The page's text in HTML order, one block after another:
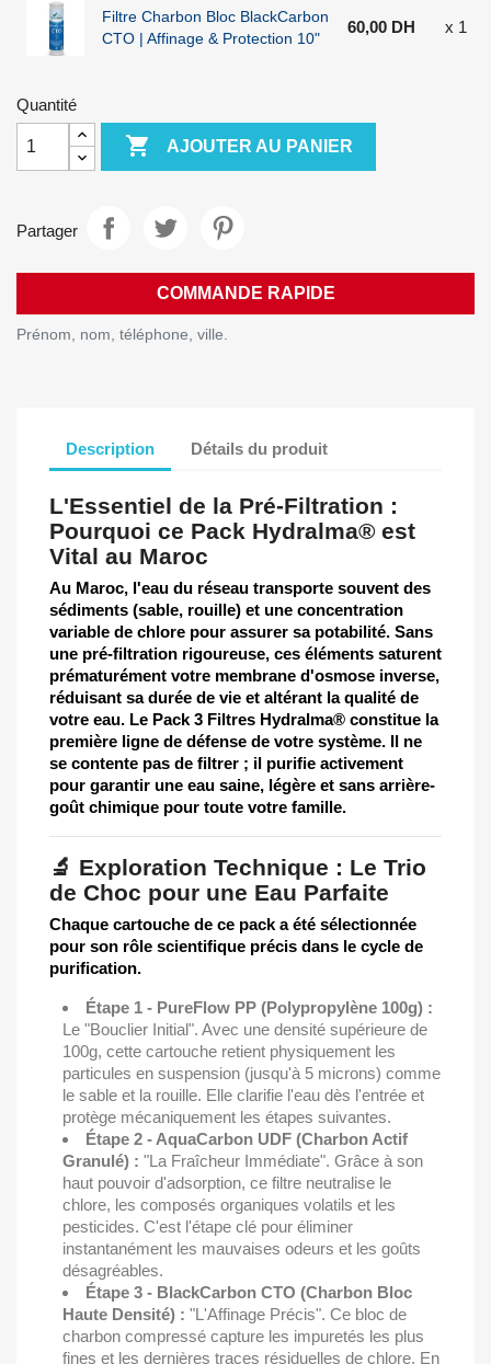
Filtre Charbon Bloc BlackCarbon
CTO | Affinage & Protection 10"
60,00 DH x 1
Quantité
 AJOUTER AU PANIER
Partager
COMMANDE RAPIDE
Prénom, nom, téléphone, ville.
Description Détails du produit
L'Essentiel de la Pré-Filtration :
Pourquoi ce Pack Hydralma® est
Vital au Maroc
Au Maroc, l'eau du réseau transporte souvent des
sédiments (sable, rouille) et une concentration
variable de chlore pour assurer sa potabilité. Sans
une pré-filtration rigoureuse, ces éléments saturent
prématurément votre membrane d'osmose inverse,
réduisant sa durée de vie et altérant la qualité de
votre eau. Le Pack 3 Filtres Hydralma® constitue la
première ligne de défense de votre système. Il ne
se contente pas de filtrer ; il purifie activement
pour garantir une eau saine, légère et sans arrière-
goût chimique pour toute votre famille.
🔬 Exploration Technique : Le Trio
de Choc pour une Eau Parfaite
Chaque cartouche de ce pack a été sélectionnée
pour son rôle scientifique précis dans le cycle de
purification.
Étape 1 - PureFlow PP (Polypropylène 100g) :
Le "Bouclier Initial". Avec une densité supérieure de
100g, cette cartouche retient physiquement les
particules en suspension (jusqu'à 5 microns) comme
le sable et la rouille. Elle clarifie l'eau dès l'entrée et
protège mécaniquement les étapes suivantes.
Étape 2 - AquaCarbon UDF (Charbon Actif
Granulé) : "La Fraîcheur Immédiate". Grâce à son
haut pouvoir d'adsorption, ce filtre neutralise le
chlore, les composés organiques volatils et les
pesticides. C'est l'étape clé pour éliminer
instantanément les mauvaises odeurs et les goûts
désagréables.
Étape 3 - BlackCarbon CTO (Charbon Bloc
Haute Densité) : "L'Affinage Précis". Ce bloc de
charbon compressé capture les impuretés les plus
fines et les dernières traces résiduelles de chlore. En